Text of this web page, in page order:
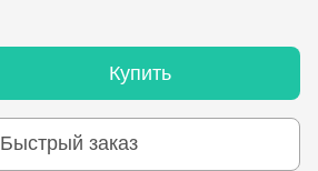
Купить
Быстрый заказ